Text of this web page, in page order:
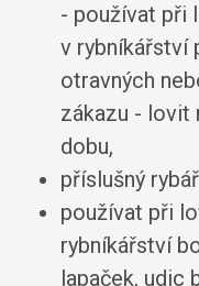
- používat při
v rybníkářství
otravných
zákazu - lovit
dobu,
příslušný
používat při
rybníkářství
lapaček, udic